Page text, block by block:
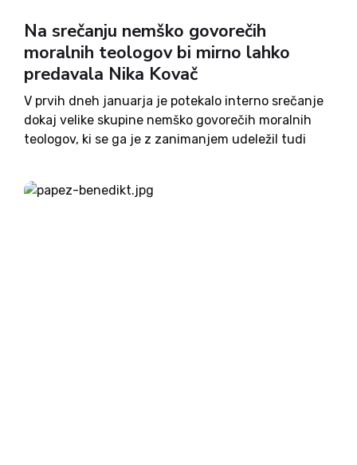
Na srečanju nemško govorečih
moralnih teologov bi mirno lahko
predavala Nika Kovač
V prvih dneh januarja je potekalo interno srečanje
dokaj velike skupine nemško govorečih moralnih
teologov, ki se ga je z zanimanjem udeležil tudi
kolumn zanimivo prebrati, s kakšnimi temami se
leta 2023...